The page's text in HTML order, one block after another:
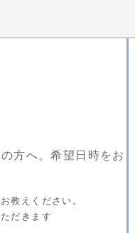
方へ。希望日時をお
教えください。
だきます